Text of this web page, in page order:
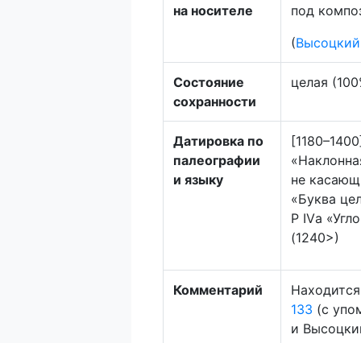
на носителе
под
(
Состояние
сохранности
целая
Датировка по
палеографии
и языку
не
«Буква
Р IVа
(1240>)
Комментарий
133 (с
и